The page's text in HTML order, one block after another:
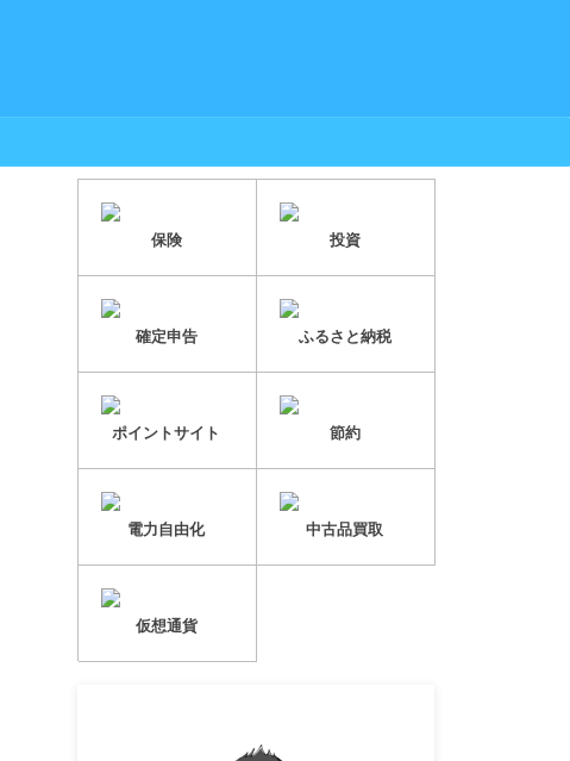
保険 投資
確定申告 ふるさと納税
ポイントサイト 節約
電力自由化 中古品買取
仮想通貨